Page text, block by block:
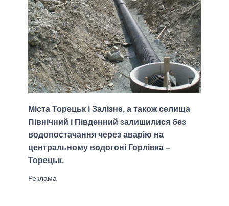
Міста Торецьк і Залізне, а також селища
Північний і Південний залишилися без
водопостачання через аварію на
центральному водогоні Горлівка –
Торецьк.